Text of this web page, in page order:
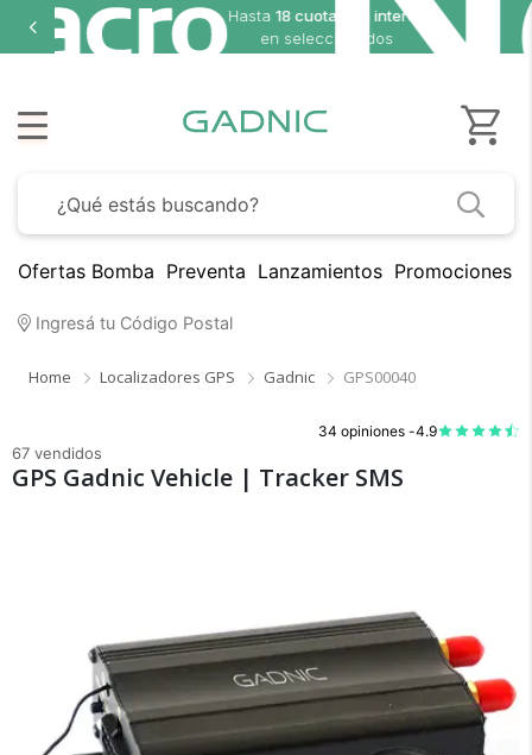
18 cuotas sin interés
seleccionados
Ofertas Bomba Preventa Lanzamientos Promociones
Ingresá tu Código Postal
Home Localizadores GPS Gadnic GPS00040
34 opiniones -4.9
67 vendidos
GPS Gadnic Vehicle | Tracker SMS